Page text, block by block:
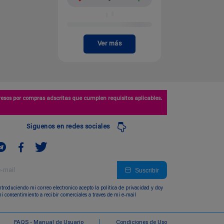
Ver más
por compras adscritas que cumplen requisitos aplicables.
Siguenos en redes sociales
Suscribir
mi correo electronico acepto la politica de privacidad y doy
consentimiento a recibir comerciales a traves de mi e-mail
FAQS - Manual de Usuario Condiciones de Uso